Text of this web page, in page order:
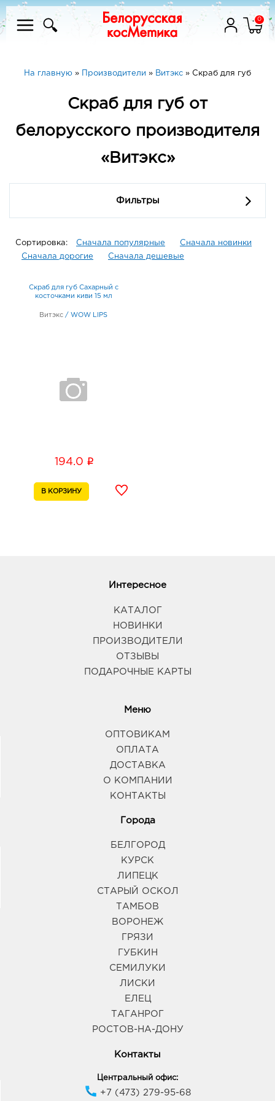
0
На главную » Производители » Витэкс » Скраб для губ
Скраб для губ от
белорусского производителя
«Витэкс»
Фильтры
Сортировка: Сначала популярные
Сначала новинки
Сначала дорогие
Сначала дешевые
Скраб для губ Сахарный с
косточками киви 15 мл
Витэкс / WOW LIPS
194.0 i
Интересное
КАТАЛОГ
НОВИНКИ
ПРОИЗВОДИТЕЛИ
ОТЗЫВЫ
ПОДАРОЧНЫЕ КАРТЫ
Меню
ОПТОВИКАМ
ОПЛАТА
ДОСТАВКА
О КОМПАНИИ
КОНТАКТЫ
Города
БЕЛГОРОД
КУРСК
ЛИПЕЦК
СТАРЫЙ ОСКОЛ
ТАМБОВ
ВОРОНЕЖ
ГРЯЗИ
ГУБКИН
СЕМИЛУКИ
ЛИСКИ
ЕЛЕЦ
ТАГАНРОГ
РОСТОВ-НА-ДОНУ
Контакты
Центральный офис:
+7 (473) 279-95-68